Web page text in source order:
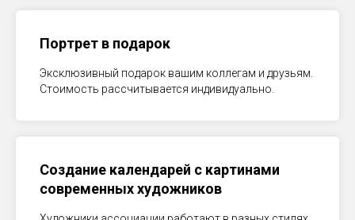
Портрет в подарок
Эксклюзивный подарок вашим коллегам и друзьям.
Стоимость рассчитывается индивидуально.
Создание календарей с картинами
современных художников